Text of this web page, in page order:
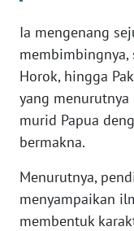
Ia mengenang
membimbingnya,
Horok, hingga
yang
murid Papua
bermakna.
Menurutnya,
menyampaikan
membentuk
JAMBI
WN
SULTRA
WN
WN
SULTENG